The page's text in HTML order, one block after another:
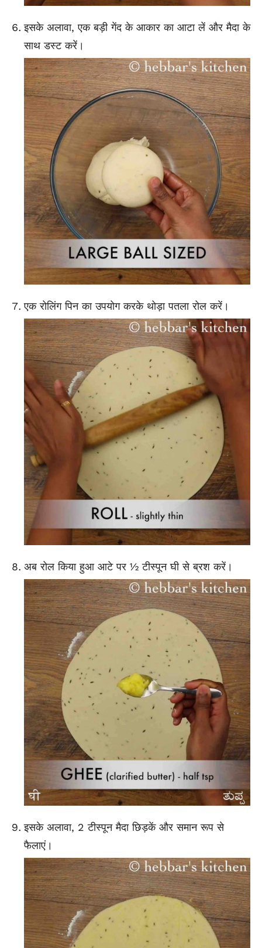
इसके अलावा, एक बड़ी गेंद के आकार का आटा लें और मैदा के
साथ डस्ट करें।
एक रोलिंग पिन का उपयोग करके थोड़ा पतला रोल करें।
अब रोल किया हुआ आटे पर ½ टीस्पून घी से ब्रश करें।
इसके अलावा, 2 टीस्पून मैदा छिड़कें और समान रूप से
फैलाएं।